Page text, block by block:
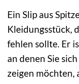
Ein Slip aus
Kleidungsstück,
fehlen sollte. Er
an denen Sie
zeigen möchten,